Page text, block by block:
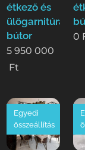
étkező és
ülőgarnitúra
bútor
5 950 000
Ft
0
Egyedi
összeállítás